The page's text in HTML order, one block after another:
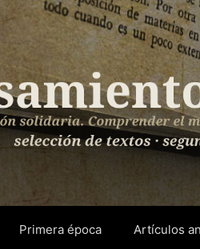
Primera época Artículos